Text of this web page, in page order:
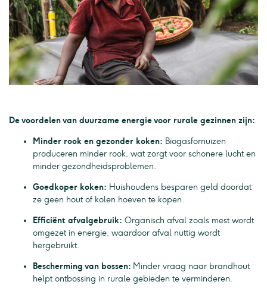
De voordelen van duurzame energie voor rurale gezinnen zijn:
Minder rook en gezonder koken: Biogasfornuizen
produceren minder rook, wat zorgt voor schonere lucht en
minder gezondheidsproblemen.
Goedkoper koken: Huishoudens besparen geld doordat
ze geen hout of kolen hoeven te kopen.
Efficiënt afvalgebruik: Organisch afval zoals mest wordt
omgezet in energie, waardoor afval nuttig wordt
hergebruikt.
Bescherming van bossen: Minder vraag naar brandhout
helpt ontbossing in rurale gebieden te verminderen.